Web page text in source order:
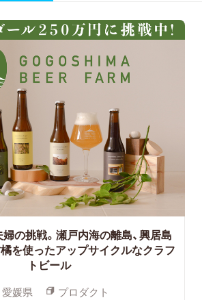
の挑戦。瀬戸内海の離島、興居島
橘を使ったアップサイクルなクラフ
トビール
愛媛県 プロダクト